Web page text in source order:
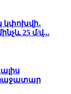
կփոխվի․
25 մ/վ...